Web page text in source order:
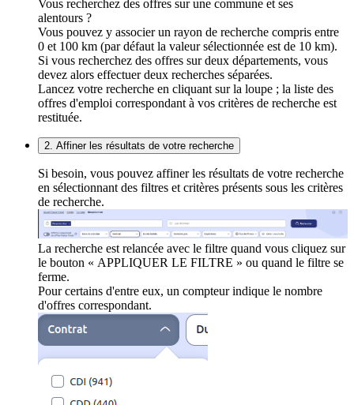
Vous recherchez des offres sur une commune et ses
alentours ?
Vous pouvez y associer un rayon de recherche compris entre
0 et 100 km (par défaut la valeur sélectionnée est de 10 km).
Si vous recherchez des offres sur deux départements, vous
devez alors effectuer deux recherches séparées.
Lancez votre recherche en cliquant sur la loupe ; la liste des
offres d'emploi correspondant à vos critères de recherche est
restituée.
2. Affiner les résultats de votre recherche
Si besoin, vous pouvez affiner les résultats de votre recherche
en sélectionnant des filtres et critères présents sous les critères
de recherche.
La recherche est relancée avec le filtre quand vous cliquez sur
le bouton « APPLIQUER LE FILTRE » ou quand le filtre se
ferme.
Pour certains d'entre eux, un compteur indique le nombre
d'offres correspondant.